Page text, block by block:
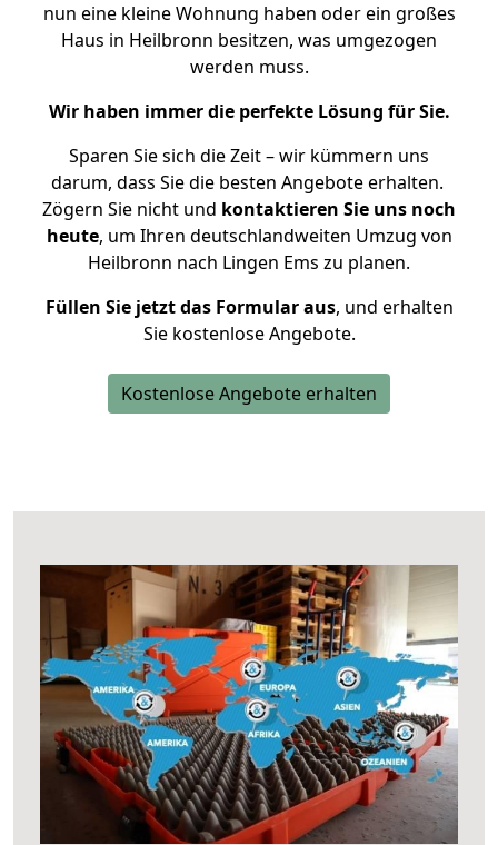
nun eine kleine Wohnung haben oder ein großes
Haus in Heilbronn besitzen, was umgezogen
werden muss.
Wir haben immer die perfekte Lösung für Sie.
Sparen Sie sich die Zeit – wir kümmern uns
darum, dass Sie die besten Angebote erhalten.
Zögern Sie nicht und kontaktieren Sie uns noch
heute, um Ihren deutschlandweiten Umzug von
Heilbronn nach Lingen Ems zu planen.
Füllen Sie jetzt das Formular aus, und erhalten
Sie kostenlose Angebote.
Kostenlose Angebote erhalten